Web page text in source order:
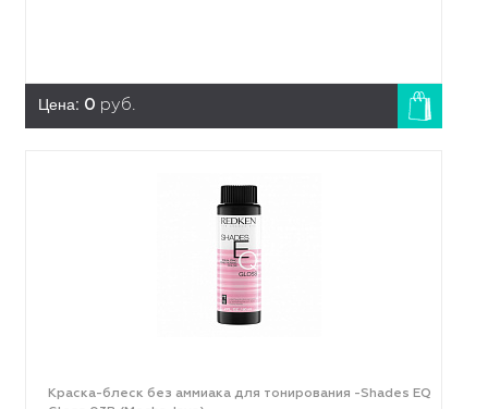
Цена: 0 руб.
Краска-блеск без аммиака для тонирования -Shades EQ